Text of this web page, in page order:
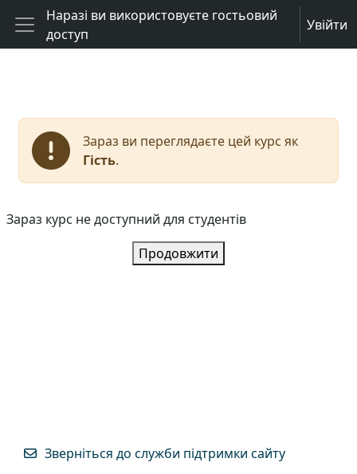
Перейти до головного вмісту
Бокова панель
Наразі ви використовуєте гостьовий
доступ
Увійти
Зараз ви переглядаєте цей курс як
Гість.
Зараз курс не доступний для студентів
Продовжити
Зверніться до служби підтримки сайту